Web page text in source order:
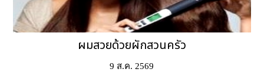
ผมสวยด้วยผักสวนครัว
9 ส.ค. 2569